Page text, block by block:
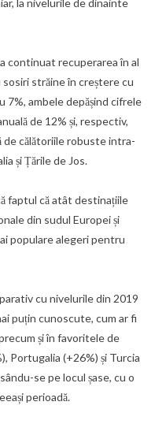
continuat recuperarea în al
străine în creștere cu
7%, ambele depășind cifrele
de 12% și, respectiv,
de călătoriile robuste intra-
și Țările de Jos.
faptul că atât destinațiile
din sudul Europei și
populare alegeri pentru
cu nivelurile din 2019
puțin cunoscute, cum ar fi
și în favoritele de
Portugalia (+26%) și Turcia
se pe locul șase, cu o
perioadă.